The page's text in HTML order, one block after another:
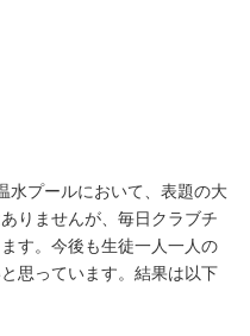
水プールにおいて、表題の大
りませんが、毎日クラブチ
す。今後も生徒一人一人の
思っています。結果は以下